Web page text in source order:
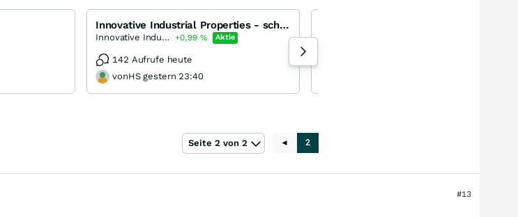
Innovative Industrial Properties - schöne Entwicklung
Innovative Industrial Properties +0,99% Aktie
142 Aufrufe heute
vonHS gestern 23:40
◄ 2
Seite 2 von 2
#13